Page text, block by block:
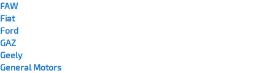
FAW
Fiat
Ford
GAZ
Geely
General Motors